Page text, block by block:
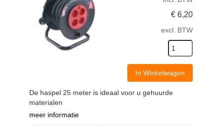
€ 6,20
excl. BTW
In Winkelwagen
De haspel 25 meter is ideaal voor u gehuurde
materialen
meer informatie